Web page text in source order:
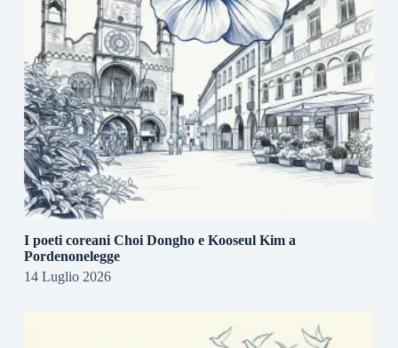
I poeti coreani Choi Dongho e Kooseul Kim a
Pordenonelegge
14 Luglio 2026